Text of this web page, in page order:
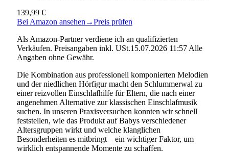
139,99 €
Bei Amazon ansehen →Preis prüfen
Als Amazon-Partner verdiene ich an qualifizierten
Verkäufen. Preisangaben inkl. USt.15.07.2026 11:57 Alle
Angaben ohne Gewähr.
Die Kombination aus professionell komponierten Melodien
und der niedlichen Hörfigur macht den Schlummerwal zu
einer reizvollen Einschlafhilfe für Eltern, die nach einer
angenehmen Alternative zur klassischen Einschlafmusik
suchen. In unseren Praxisversuchen konnten wir schnell
feststellen, wie das Produkt auf Babys verschiedener
Altersgruppen wirkt und welche klanglichen
Besonderheiten es mitbringt – ein wichtiger Faktor, um
wirklich entspannende Momente zu schaffen.